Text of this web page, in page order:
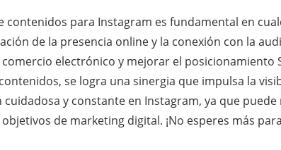
contenidos para Instagram es fundamental en
de la presencia online y la conexión con la
electrónico y mejorar el posicionamiento
se logra una sinergia que impulsa la
y constante en Instagram, ya que
de marketing digital. ¡No esperes más